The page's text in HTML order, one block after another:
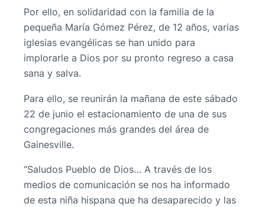
Por ello, en solidaridad con la familia de la
pequeña María Gómez Pérez, de 12 años, varias
iglesias evangélicas se han unido para
implorarle a Dios por su pronto regreso a casa
sana y salva.
Para ello, se reunirán la mañana de este sábado
22 de junio el estacionamiento de una de sus
congregaciones más grandes del área de
Gainesville.
“Saludos Pueblo de Dios… A través de los
medios de comunicación se nos ha informado
de esta niña hispana que ha desaparecido y las